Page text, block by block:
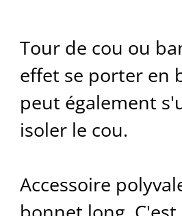
Tour de cou ou
effet se porter en
peut également
isoler le cou.
Accessoire